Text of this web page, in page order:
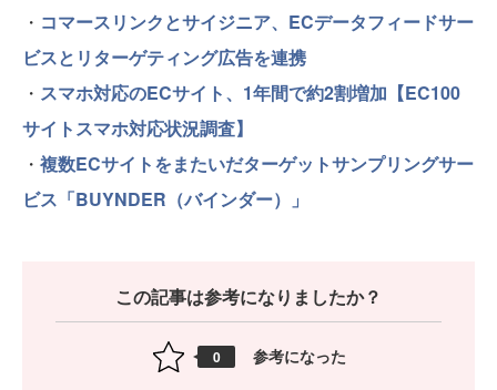
・ コマースリンクとサイジニア、ECデータフィードサー
ビスとリターゲティング広告を連携
・ スマホ対応のECサイト、1年間で約2割増加【EC100
サイトスマホ対応状況調査】
・ 複数ECサイトをまたいだターゲットサンプリングサー
ビス「BUYNDER（バインダー）」
この記事は参考になりましたか？
0 参考になった